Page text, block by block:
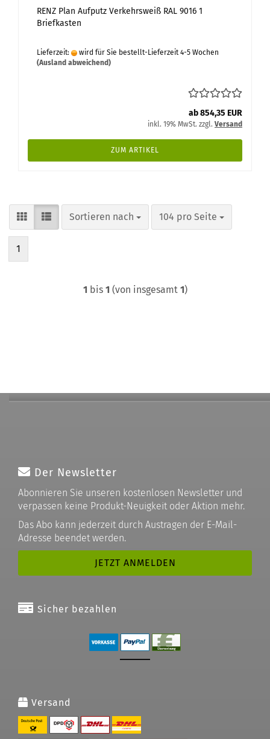
RENZ Plan Aufputz Verkehrsweiß RAL 9016 1
Briefkasten
Lieferzeit:
wird für Sie bestellt-Lieferzeit 4-5 Wochen
(Ausland abweichend)
ab 854,35 EUR
inkl. 19% MwSt. zzgl. Versand
ZUM ARTIKEL
Sortieren nach
Sortieren nach 104 pro Seite
pro Seite
1
1 bis 1 (von insgesamt 1)
Der Newsletter
Abonnieren Sie unseren kostenlosen Newsletter und
verpassen keine Produkt-Neuigkeit oder Aktion mehr.
Das Abo kann jederzeit durch Austragen der E-Mail-
Adresse beendet werden.
Sicher bezahlen
Versand